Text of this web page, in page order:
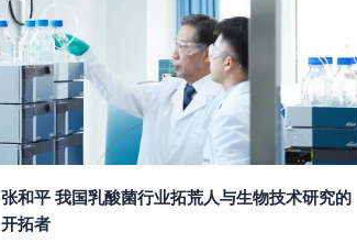
张和平 我国乳酸菌行业拓荒人与生物技术研究的
开拓者